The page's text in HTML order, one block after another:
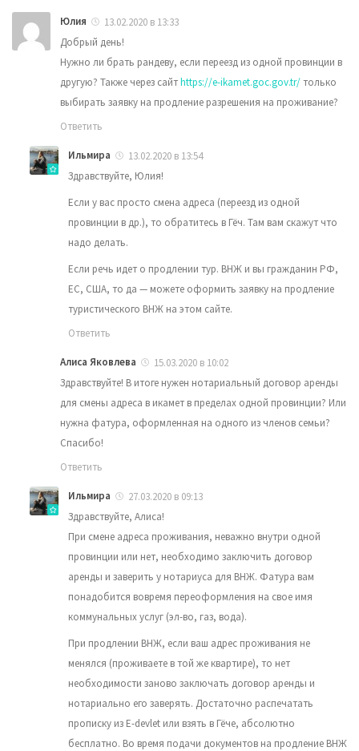
Юлия
13.02.2020 в 13:33
Добрый день!
Нужно ли брать рандеву, если переезд из одной провинции в
другую? Также через сайтhttps://e-ikamet.goc.gov.tr/только
выбирать заявку на продление разрешения на проживание?
Ответить
Ильмира
13.02.2020 в 13:54
Здравствуйте, Юлия!
Если у вас просто смена адреса (переезд из одной
провинции в др.), то обратитесь в Гёч. Там вам скажут что
надо делать.
Если речь идет о продлении тур. ВНЖ и вы гражданин РФ,
ЕС, США, то да — можете оформить заявку на продление
туристического ВНЖ на этом сайте.
Ответить
Алиса Яковлева
15.03.2020 в 10:02
Здравствуйте! В итоге нужен нотариальный договор аренды
для смены адреса в икамет в пределах одной провинции? Или
нужна фатура, оформленная на одного из членов семьи?
Спасибо!
Ответить
Ильмира
27.03.2020 в 09:13
Здравствуйте, Алиса!
При смене адреса проживания, неважно внутри одной
провинции или нет, необходимо заключить договор
аренды и заверить у нотариуса для ВНЖ. Фатура вам
понадобится вовремя переоформления на свое имя
коммунальных услуг (эл-во, газ, вода).
При продлении ВНЖ, если ваш адрес проживания не
менялся (проживаете в той же квартире), то нет
необходимости заново заключать договор аренды и
нотариально его заверять. Достаточно распечатать
прописку из E-devlet или взять в Гёче, абсолютно
бесплатно. Во время подачи документов на продление ВНЖ